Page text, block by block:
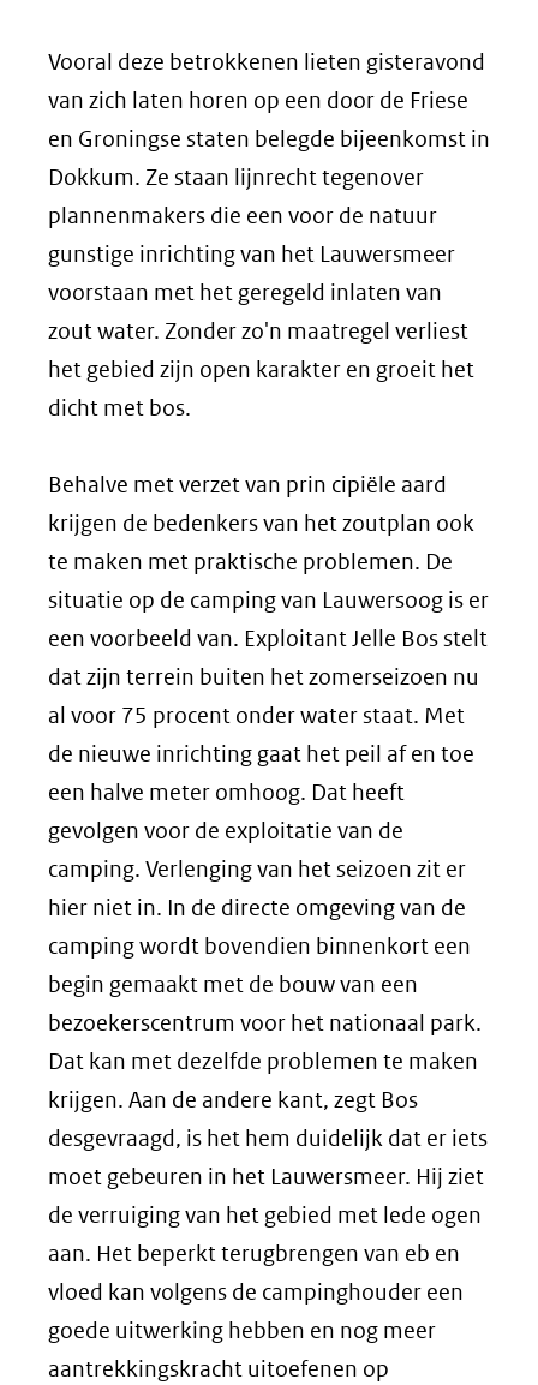
Vooral deze betrokkenen lieten gisteravond
van zich laten horen op een door de Friese
en Groningse staten belegde bijeenkomst in
Dokkum. Ze staan lijnrecht tegenover
plannenmakers die een voor de natuur
gunstige inrichting van het Lauwersmeer
voorstaan met het geregeld inlaten van
zout water. Zonder zo'n maatregel verliest
het gebied zijn open karakter en groeit het
dicht met bos.
Behalve met verzet van prin cipiële aard
krijgen de bedenkers van het zoutplan ook
te maken met praktische problemen. De
situatie op de camping van Lauwersoog is er
een voorbeeld van. Exploitant Jelle Bos stelt
dat zijn terrein buiten het zomerseizoen nu
al voor 75 procent onder water staat. Met
de nieuwe inrichting gaat het peil af en toe
een halve meter omhoog. Dat heeft
gevolgen voor de exploitatie van de
camping. Verlenging van het seizoen zit er
hier niet in. In de directe omgeving van de
camping wordt bovendien binnenkort een
begin gemaakt met de bouw van een
bezoekerscentrum voor het nationaal park.
Dat kan met dezelfde problemen te maken
krijgen. Aan de andere kant, zegt Bos
desgevraagd, is het hem duidelijk dat er iets
moet gebeuren in het Lauwersmeer. Hij ziet
de verruiging van het gebied met lede ogen
aan. Het beperkt terugbrengen van eb en
vloed kan volgens de campinghouder een
goede uitwerking hebben en nog meer
aantrekkingskracht uitoefenen op